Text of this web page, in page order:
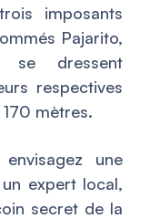
imposants
Pajarito,
se dressent
respectives
mètres.
une
expert local,
secret de la